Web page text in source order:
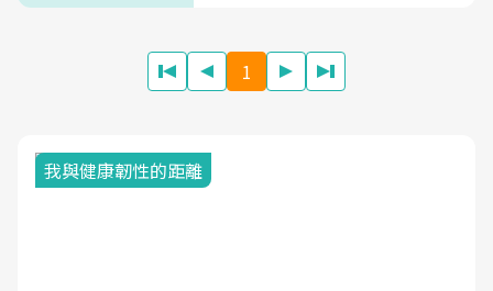
1
我與健康韌性的距離